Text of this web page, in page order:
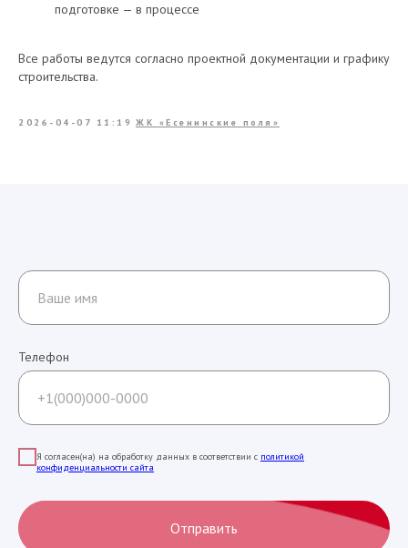
подготовке — в процессе
Все работы ведутся согласно проектной документации и графику
строительства.
2026-04-07 11:19 ЖК «Есенинские поля»
Телефон
Я согласен(на) на обработку данных в соответствии с политикой
конфиденциальности сайта
Отправить